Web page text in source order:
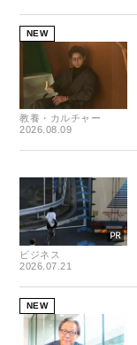
NEW
教養・カルチャー
2026.08.09
ビジネス
2026.07.21
NEW